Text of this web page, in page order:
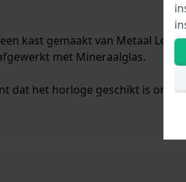
kast gemaakt van Metaal
met Mineraalglas.
dat het horloge geschikt is om